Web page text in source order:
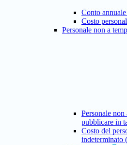
Conto
Costo
Personale non a
Personale
pubblicare in
Costo del
indeterminato